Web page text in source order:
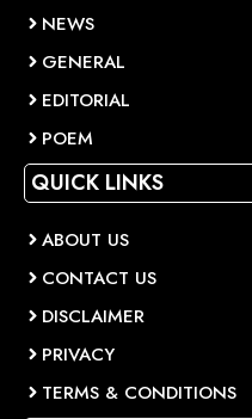
NEWS
GENERAL
EDITORIAL
POEM
QUICK LINKS
ABOUT US
CONTACT US
DISCLAIMER
PRIVACY
TERMS & CONDITIONS